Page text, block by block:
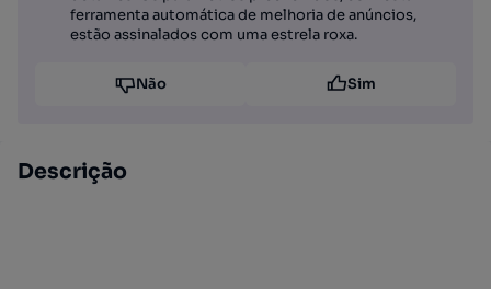
ferramenta automática de melhoria de anúncios,
estão assinalados com uma estrela roxa.
Não Sim
Descrição